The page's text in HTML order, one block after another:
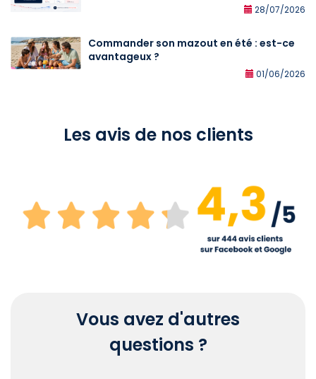
28/07/2026
Commander son mazout en été : est-ce
avantageux ?
01/06/2026
Les avis de nos clients
Vous avez d'autres
questions ?